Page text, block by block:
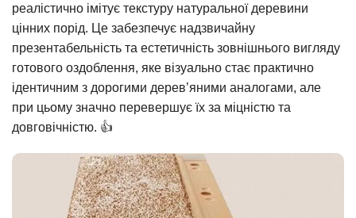
реалістично імітує текстуру натуральної деревини
цінних порід. Це забезпечує надзвичайну
презентабельність та естетичність зовнішнього вигляду
готового оздоблення, яке візуально стає практично
ідентичним з дорогими дерев’яними аналогами, але
при цьому значно перевершує їх за міцністю та
довговічністю. 👍